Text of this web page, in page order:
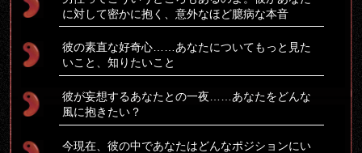
に対して密かに抱く、意外なほど臆病な本音
彼の素直な好奇心……あなたについてもっと見た
いこと、知りたいこと
彼が妄想するあなたとの一夜……あなたをどんな
風に抱きたい？
今現在、彼の中であなたはどんなポジションにい